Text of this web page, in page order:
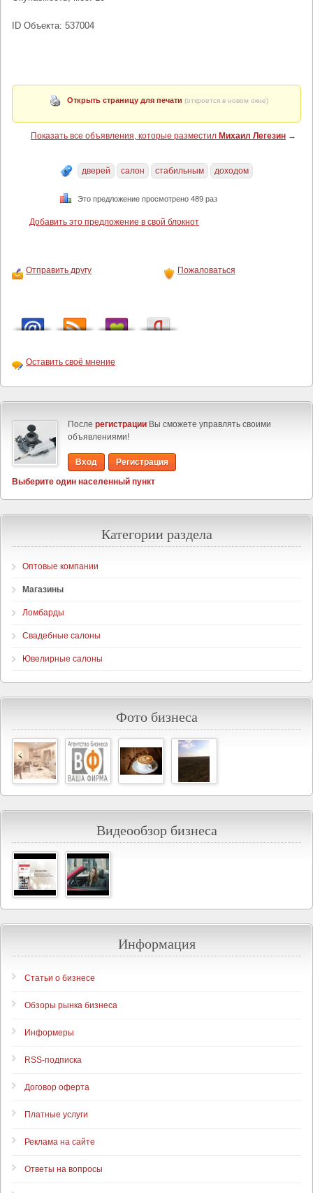
ID Объекта: 537004
Открыть страницу для печати (откроется в новом окне)
Показать все объявления, которые разместил Михаил Легезин →
дверей салон стабильным доходом
Это предложение просмотрено 489 раз
Добавить это предложение в свой блокнот
Отправить другу Пожаловаться
Оставить своё мнение
После регистрации Вы сможете управлять своими
объявлениями!
Вход
Регистрация
Выберите один населенный пункт
Категории раздела
Оптовые компании
Магазины
Ломбарды
Свадебные салоны
Ювелирные салоны
Фото бизнеса
Видеообзор бизнеса
Информация
Статьи о бизнесе
Обзоры рынка бизнеса
Информеры
RSS-подписка
Договор оферта
Платные услуги
Реклама на сайте
Ответы на вопросы